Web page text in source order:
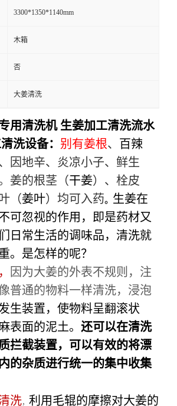
3300*1350*1140mm
木箱
否
大姜清洗
用清洗机 生姜加工清洗流水
洗设备： 别 有姜根、 百辣
因地辛、炎凉小子、鲜生
姜的根茎（干姜）、栓皮
（姜叶）均可入药。 生姜在
可忽视的作用，即是药材又
日常生活的调味品，清洗就
。是怎样的呢？
因为大姜的外表不规则，注
普通的物料一样清洗，浸泡
生装置，使物料呈翻滚状
表面的泥土。 还可以在清洗
拦截装置，可以有效的将漂
的杂质进行统一的集中收集
洗， 利用毛辊的摩擦对大姜的